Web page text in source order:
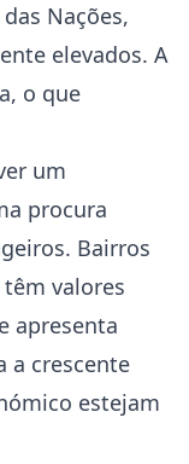
Nações,
elevados. A
o que
um
procura
Bairros
valores
apresenta
a crescente
estejam